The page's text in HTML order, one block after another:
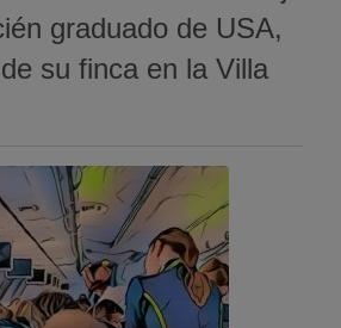
graduado de USA,
su finca en la Villa
muchos invitados
«Hijo, Que fue lo
«Papá, soy
«Y eso què es…? …